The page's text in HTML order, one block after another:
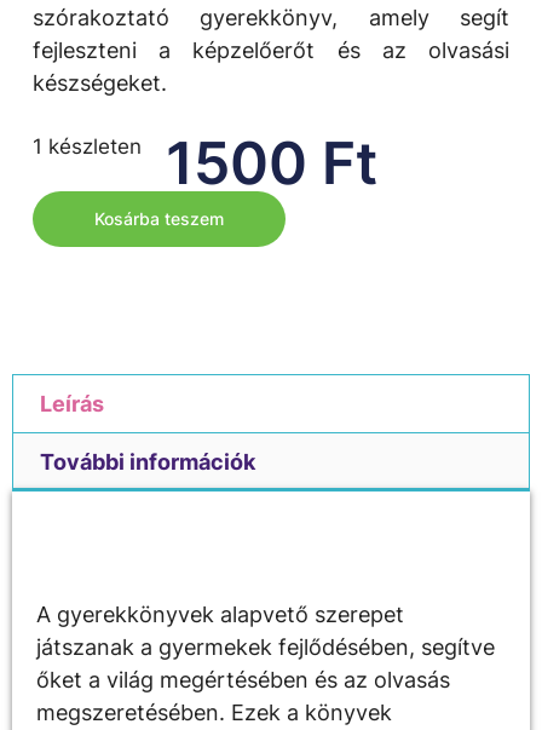
szórakoztató gyerekkönyv, amely segít
fejleszteni a képzelőerőt és az olvasási
készségeket.
1500 Ft
1 készleten
Kosárba teszem
Leírás
További információk
A gyerekkönyvek alapvető szerepet
játszanak a gyermekek fejlődésében, segítve
őket a világ megértésében és az olvasás
megszeretésében. Ezek a könyvek